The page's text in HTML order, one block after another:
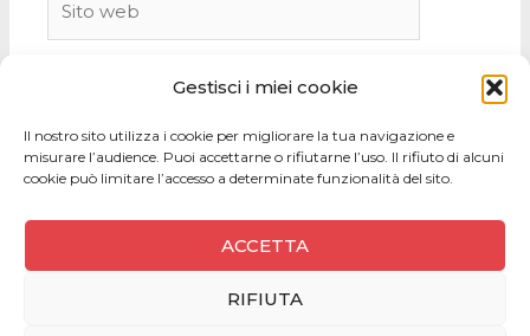
Gestisci i miei cookie
Il nostro sito utilizza i cookie per migliorare la tua navigazione e
misurare l’audience. Puoi accettarne o rifiutarne l’uso. Il rifiuto di alcuni
cookie può limitare l’accesso a determinate funzionalità del sito.
ACCETTA
RIFIUTA
web